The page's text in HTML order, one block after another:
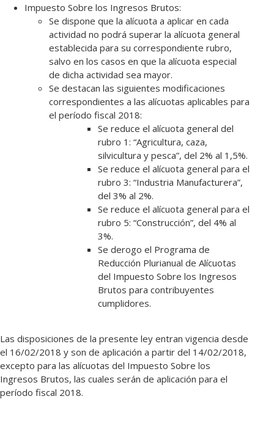
Impuesto Sobre los Ingresos Brutos:
Se dispone que la alícuota a aplicar en cada
actividad no podrá superar la alícuota general
establecida para su correspondiente rubro,
salvo en los casos en que la alícuota especial
de dicha actividad sea mayor.
Se destacan las siguientes modificaciones
correspondientes a las alícuotas aplicables para
el período fiscal 2018:
Se reduce el alícuota general del
rubro 1: “Agricultura, caza,
silvicultura y pesca”, del 2% al 1,5%.
Se reduce el alícuota general para el
rubro 3: “Industria Manufacturera”,
del 3% al 2%.
Se reduce el alícuota general para el
rubro 5: “Construcción”, del 4% al
3%.
Se derogo el Programa de
Reducción Plurianual de Alícuotas
del Impuesto Sobre los Ingresos
Brutos para contribuyentes
cumplidores.
Las disposiciones de la presente ley entran vigencia desde
el 16/02/2018 y son de aplicación a partir del 14/02/2018,
excepto para las alícuotas del Impuesto Sobre los
Ingresos Brutos, las cuales serán de aplicación para el
período fiscal 2018.